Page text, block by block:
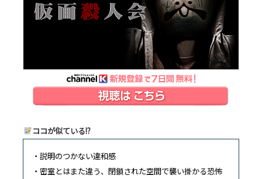
ココが似ている!?
・説明のつかない違和感
・密室とはまた違う、閉鎖された空間で襲い掛かる恐怖